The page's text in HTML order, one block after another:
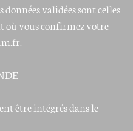
validées sont celles
où vous confirmez votre
être intégrés dans le